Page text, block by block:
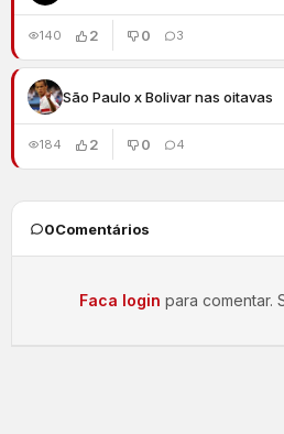
140 2 0 3
São Paulo x Bolivar nas oitavas
184 2 0 4
0Comentários
Faca login para comentar.